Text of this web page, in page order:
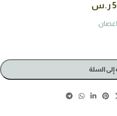
ر.س
إلى السلة